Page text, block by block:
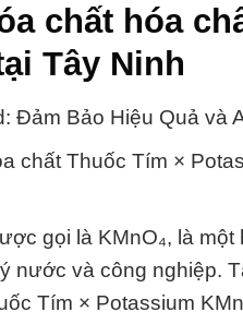
chất hóa
Tây Ninh
Đảm Bảo Hiệu Quả và
chất Thuốc Tím ×
gọi là KMnO₄, là
nước và công nghiệp.
Tím × Potassium